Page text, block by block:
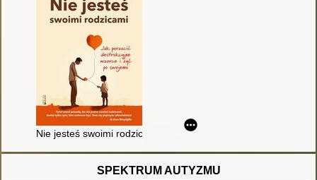
Nie jesteś swoimi rodzicami : jak porzucić destrukcyjne
SPEKTRUM AUTYZMU